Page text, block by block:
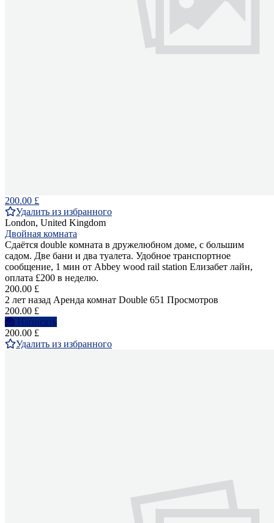
200.00 £
Удалить из избранного
London, United Kingdom
Двойная комната
Сдаётся double комната в дружелюбном доме, с большим
садом. Две бани и два туалета. Удобное транспортное
сообщение, 1 мин от Abbey wood rail station Елизабет лайн,
оплата £200 в неделю.
200.00 £
2 лет назад Аренда комнат Double 651 Просмотров
200.00 £
Написать
200.00 £
Удалить из избранного